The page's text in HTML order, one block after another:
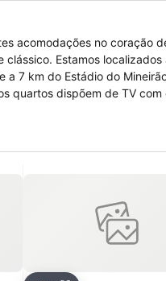
acomodações no coração
Estamos localizados
a 7 km do Estádio do